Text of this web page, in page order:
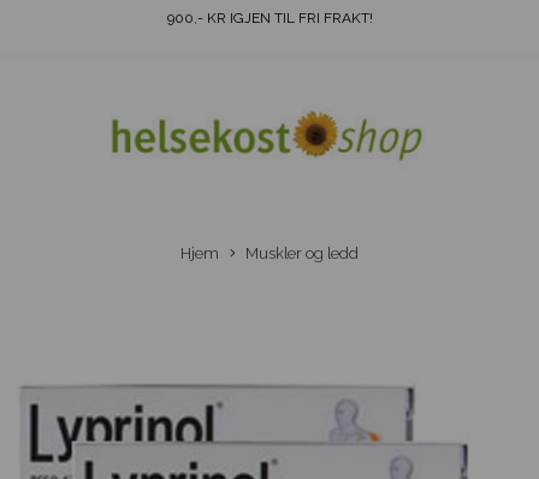
900,- KR IGJEN TIL FRI FRAKT!
Hjem Muskler og ledd